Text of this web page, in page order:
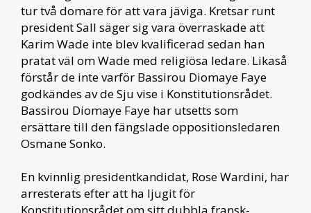
tur två domare för att vara jäviga. Kretsar runt
president Sall säger sig vara överraskade att
Karim Wade inte blev kvalificerad sedan han
pratat väl om Wade med religiösa ledare. Likaså
förstår de inte varför Bassirou Diomaye Faye
godkändes av de Sju vise i Konstitutionsrådet.
Bassirou Diomaye Faye har utsetts som
ersättare till den fängslade oppositionsledaren
Osmane Sonko.
En kvinnlig presidentkandidat, Rose Wardini, har
arresterats efter att ha ljugit för